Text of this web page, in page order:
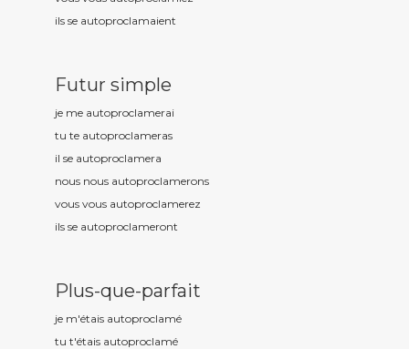
ils se autoproclamaient
Futur simple
je me autoproclamerai
tu te autoproclameras
il se autoproclamera
nous nous autoproclamerons
vous vous autoproclamerez
ils se autoproclameront
Plus-que-parfait
je m'étais autoproclamé
tu t'étais autoproclamé